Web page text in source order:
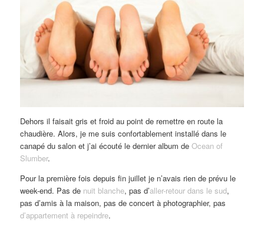
Dehors il faisait gris et froid au point de remettre en route la
chaudière. Alors, je me suis confortablement installé dans le
canapé du salon et j’ai écouté le dernier album deOcean of
Slumber.
Pour la première fois depuis fin juillet je n’avais rien de prévu le
week-end. Pas de nuit blanche, pas d’aller-retour dans le sud,
pas d’amis à la maison, pas de concert à photographier, pas
d’appartement à repeindre.